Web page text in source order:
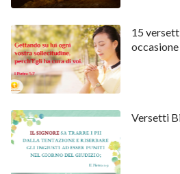
15
occasione
Versetti